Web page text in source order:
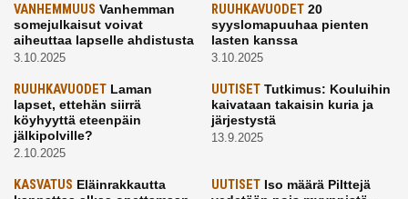
VANHEMMUUS Vanhemman
somejulkaisut voivat
aiheuttaa lapselle ahdistusta
3.10.2025
RUUHKAVUODET20
syyslomapuuhaa pienten
lasten kanssa
3.10.2025
RUUHKAVUODET Laman
lapset, ettehän siirrä
köyhyyttä eteenpäin
jälkipolville?
2.10.2025
UUTISETTutkimus: Kouluihin
kaivataan takaisin kuria ja
järjestystä
13.9.2025
KASVATUS Eläinrakkautta
UUTISETIso määrä Pilttejä